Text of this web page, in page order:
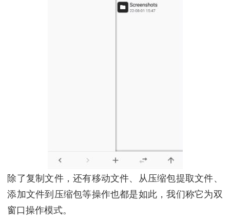
除了复制文件，还有移动文件、从压缩包提取文件、
添加文件到压缩包等操作也都是如此，我们称它为双
窗口操作模式。